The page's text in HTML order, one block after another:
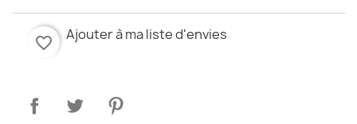
favorite_border Ajouter à ma liste d'envies